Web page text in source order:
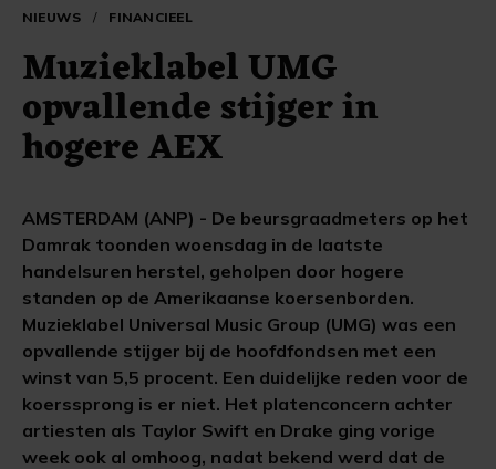
NIEUWS / FINANCIEEL
Muzieklabel UMG
opvallende stijger in
hogere AEX
AMSTERDAM (ANP) - De beursgraadmeters op het
Damrak toonden woensdag in de laatste
handelsuren herstel, geholpen door hogere
standen op de Amerikaanse koersenborden.
Muzieklabel Universal Music Group (UMG) was een
opvallende stijger bij de hoofdfondsen met een
winst van 5,5 procent. Een duidelijke reden voor de
koerssprong is er niet. Het platenconcern achter
artiesten als Taylor Swift en Drake ging vorige
week ook al omhoog, nadat bekend werd dat de